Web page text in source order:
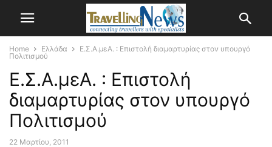
Home Ελλάδα
Ε.Σ.Α.μεΑ. : Επιστολή διαμαρτυρίας στον υπουργό
Πολιτισμού
Ε.Σ.Α.μεΑ. : Επιστολή
διαμαρτυρίας στον υπουργό
Πολιτισμού
22 Μαρτίου, 2011